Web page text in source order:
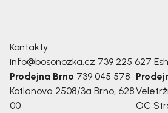
Kontakty
info@bosonozka.cz 739 225 627
Prodejna Brno 739 045 578
Kotlanova 2508/3a Brno, 628
00
OC